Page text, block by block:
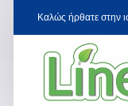
Kαλώς ήρθατε στην